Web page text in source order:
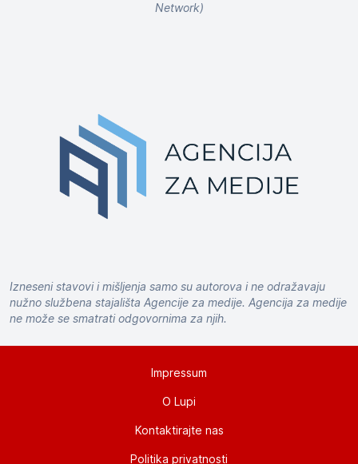
Network)
Izneseni stavovi i mišljenja samo su autorova i ne odražavaju
nužno službena stajališta Agencije za medije. Agencija za medije
ne može se smatrati odgovornima za njih.
Impressum
O Lupi
Kontaktirajte nas
Politika privatnosti